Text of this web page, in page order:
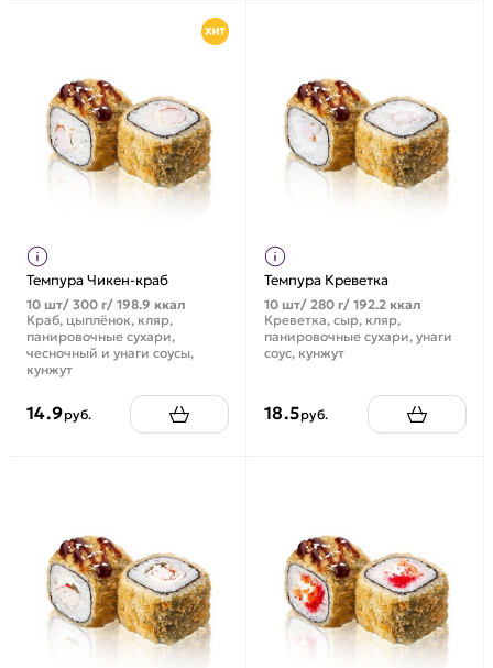
Темпура Чикен-краб
10 шт/ 300 г/ 198.9 ккал
Краб, цыплёнок, кляр,
панировочные сухари,
чесночный и унаги соусы,
кунжут
14.9руб.
Темпура Креветка
10 шт/ 280 г/ 192.2 ккал
Креветка, сыр, кляр,
панировочные сухари, унаги
соус, кунжут
18.5руб.